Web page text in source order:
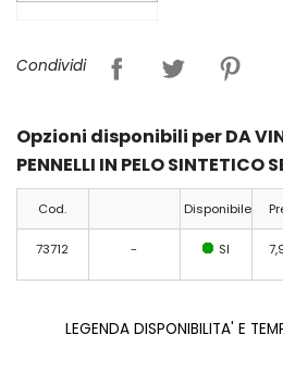
Condividi
Opzioni disponibili per DA
PENNELLI IN PELO
Cod. Disponibile
73712 - SI
LEGENDA DISPONIBILITA' E